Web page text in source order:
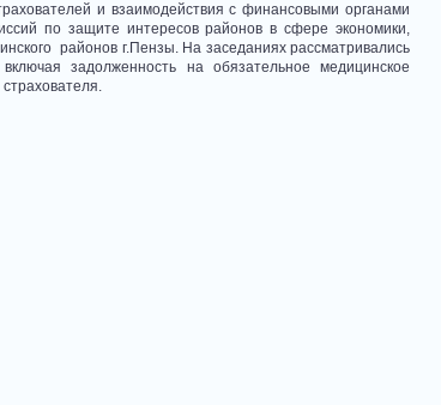
и взаимодействия с финансовыми органами
по защите интересов районов в сфере экономики,
районов г.Пензы. На заседаниях рассматривались
задолженность на обязательное медицинское